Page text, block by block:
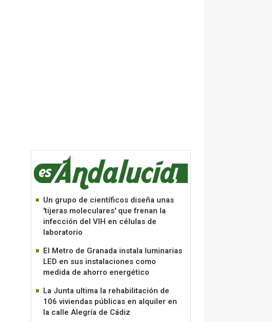
Un grupo de científicos diseña unas
'tijeras moleculares' que frenan la
infección del VIH en células de
laboratorio
El Metro de Granada instala luminarias
LED en sus instalaciones como
medida de ahorro energético
La Junta ultima la rehabilitación de
106 viviendas públicas en alquiler en
la calle Alegría de Cádiz